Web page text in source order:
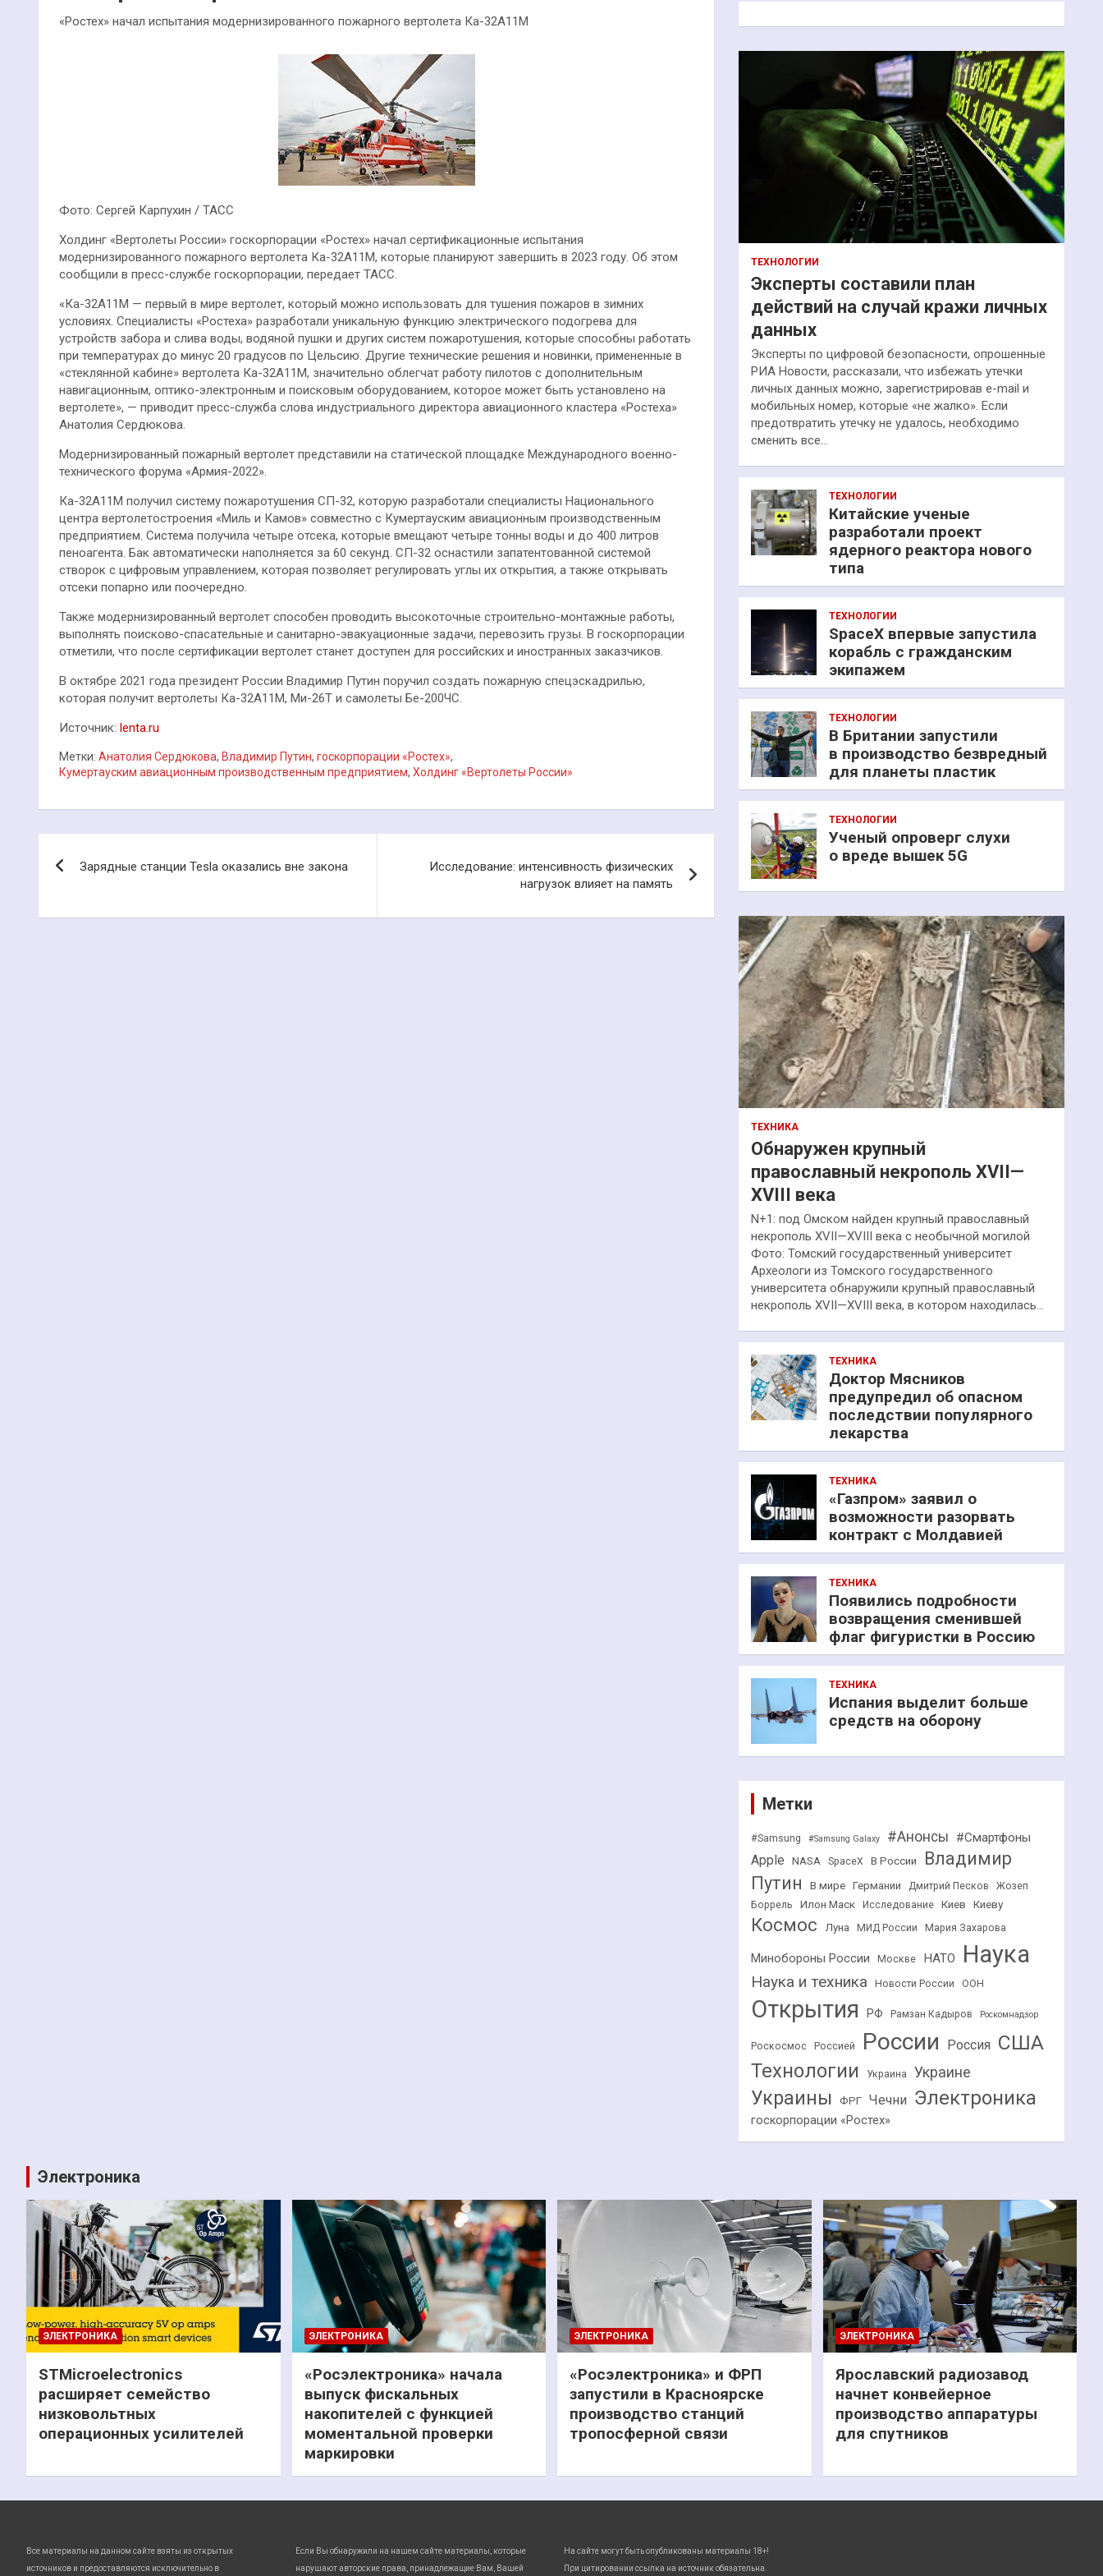
«Ростех» начал испытания модернизированного пожарного вертолета Ка-32А11М
Фото: Сергей Карпухин / ТАСС
Холдинг «Вертолеты России» госкорпорации «Ростех» начал сертификационные испытания
модернизированного пожарного вертолета Ка-32А11М, которые планируют завершить в 2023 году. Об этом
сообщили в пресс-службе госкорпорации, передает ТАСС.
«Ка-32А11М — первый в мире вертолет, который можно использовать для тушения пожаров в зимних
условиях. Специалисты «Ростеха» разработали уникальную функцию электрического подогрева для
устройств забора и слива воды, водяной пушки и других систем пожаротушения, которые способны работать
при температурах до минус 20 градусов по Цельсию. Другие технические решения и новинки, примененные в
«стеклянной кабине» вертолета Ка-32А11М, значительно облегчат работу пилотов с дополнительным
навигационным, оптико-электронным и поисковым оборудованием, которое может быть установлено на
вертолете», — приводит пресс-служба слова индустриального директора авиационного кластера «Ростеха»
Анатолия Сердюкова.
Модернизированный пожарный вертолет представили на статической площадке Международного военно-
технического форума «Армия-2022».
Ка-32А11М получил систему пожаротушения СП-32, которую разработали специалисты Национального
центра вертолетостроения «Миль и Камов» совместно с Кумертауским авиационным производственным
предприятием. Система получила четыре отсека, которые вмещают четыре тонны воды и до 400 литров
пеноагента. Бак автоматически наполняется за 60 секунд. СП-32 оснастили запатентованной системой
створок с цифровым управлением, которая позволяет регулировать углы их открытия, а также открывать
отсеки попарно или поочередно.
Также модернизированный вертолет способен проводить высокоточные строительно-монтажные работы,
выполнять поисково-спасательные и санитарно-эвакуационные задачи, перевозить грузы. В госкорпорации
отметили, что после сертификации вертолет станет доступен для российских и иностранных заказчиков.
В октябре 2021 года президент России Владимир Путин поручил создать пожарную спецэскадрилью,
которая получит вертолеты Ка-32А11М, Ми-26Т и самолеты Бе-200ЧС.
Источник: lenta.ru
Метки: Анатолия Сердюкова, Владимир Путин, госкорпорации «Ростех»,
Кумертауским авиационным производственным предприятием, Холдинг «Вертолеты России»
записям
Зарядные станции Tesla оказались вне закона
Исследование: интенсивность физических
нагрузок влияет на память
к
ТЕХНОЛОГИИ
Эксперты составили план
действий на случай кражи личных
данных
Эксперты по цифровой безопасности, опрошенные
РИА Новости, рассказали, что избежать утечки
личных данных можно, зарегистрировав e-mail и
мобильных номер, которые «не жалко». Если
предотвратить утечку не удалось, необходимо
сменить все…
ТЕХНОЛОГИИ
Китайские ученые
разработали проект
ядерного реактора нового
типа
ТЕХНОЛОГИИ
SpaceX впервые запустила
корабль с гражданским
экипажем
ТЕХНОЛОГИИ
В Британии запустили
в производство безвредный
для планеты пластик
ТЕХНОЛОГИИ
Ученый опроверг слухи
о вреде вышек 5G
ТЕХНИКА
Обнаружен крупный
православный некрополь XVII—
XVIII века
N+1: под Омском найден крупный православный
некрополь XVII—XVIII века с необычной могилой
Фото: Томский государственный университет
Археологи из Томского государственного
университета обнаружили крупный православный
некрополь XVII—XVIII века, в котором находилась…
ТЕХНИКА
Доктор Мясников
предупредил об опасном
последствии популярного
лекарства
ТЕХНИКА
«Газпром» заявил о
возможности разорвать
контракт с Молдавией
ТЕХНИКА
Появились подробности
возвращения сменившей
флаг фигуристки в Россию
ТЕХНИКА
Испания выделит больше
средств на оборону
Метки
#Samsung #Samsung Galaxy #Анонсы #Смартфоны
Apple NASA SpaceX В России
Владимир
Путин
В мире Германии Дмитрий Песков
Жозеп
Боррель
Илон Маск Исследование Киев Киеву
Космос Луна МИД России Мария Захарова
Минобороны России Москве НАТО Наука
Наука и техника Новости России ООН
Открытия РФ Рамзан Кадыров Роскомнадзор
Роскосмос Россией России Россия США
Технологии Украина Украине
Украины ФРГ Чечни Электроника
госкорпорации «Ростех»
Электроника
ЭЛЕКТРОНИКА
STMicroelectronics
расширяет семейство
низковольтных
операционных усилителей
ЭЛЕКТРОНИКА
«Росэлектроника» начала
выпуск фискальных
накопителей с функцией
моментальной проверки
маркировки
ЭЛЕКТРОНИКА
«Росэлектроника» и ФРП
запустили в Красноярске
производство станций
тропосферной связи
ЭЛЕКТРОНИКА
Ярославский радиозавод
начнет конвейерное
производство аппаратуры
для спутников
Все материалы на данном сайте взяты из открытых
источников и предоставляются исключительно в
Если Вы обнаружили на нашем сайте материалы, которые
нарушают авторские права, принадлежащие Вам, Вашей
На сайте могут быть опубликованы материалы 18+!
При цитировании ссылка на источник обязательна.